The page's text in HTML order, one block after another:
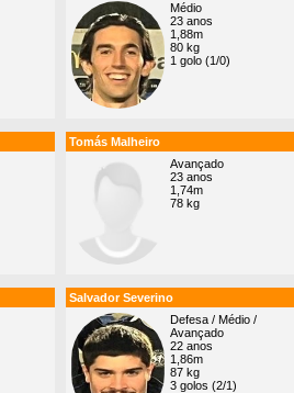
Médio
23 anos
1,88m
80 kg
1 golo (1/0)
Tomás Malheiro
Avançado
23 anos
1,74m
78 kg
Salvador Severino
Defesa / Médio /
Avançado
22 anos
1,86m
87 kg
3 golos (2/1)